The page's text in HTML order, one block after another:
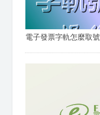
電子發票字軌怎麼取